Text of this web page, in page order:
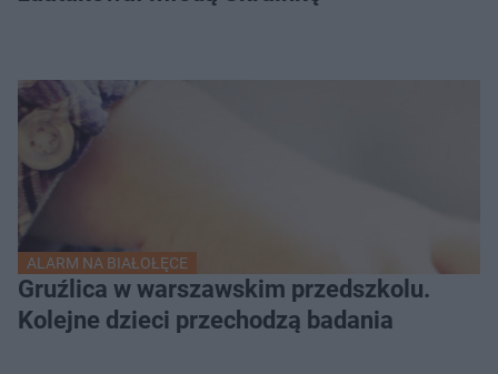
ALARM NA BIAŁOŁĘCE
Gruźlica w warszawskim przedszkolu.
Kolejne dzieci przechodzą badania